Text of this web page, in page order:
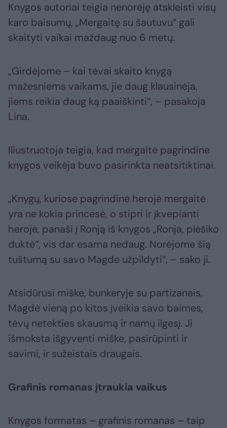
Knygos autoriai teigia nenorėję atskleisti visų
karo baisumų, „Mergaitę su šautuvu“ gali
skaityti vaikai maždaug nuo 6 metų.
„Girdėjome – kai tėvai skaito knygą
mažesniems vaikams, jie daug klausinėja,
jiems reikia daug ką paaiškinti“, – pasakoja
Lina.
Iliustruotoja teigia, kad mergaitė pagrindine
knygos veikėja buvo pasirinkta neatsitiktinai.
„Knygų, kuriose pagrindinė herojė mergaitė
yra ne kokia princesė, o stipri ir įkvepianti
herojė, panaši į Ronją iš knygos „Ronja, plėšiko
duktė“, vis dar esama nedaug. Norėjome šią
tuštumą su savo Magde užpildyti“, – sako ji.
Atsidūrusi miške, bunkeryje su partizanais,
Magdė vieną po kitos įveikia savo baimes,
tėvų netekties skausmą ir namų ilgesį. Ji
išmoksta išgyventi miške, pasirūpinti ir
savimi, ir sužeistais draugais.
Grafinis romanas įtraukia vaikus
Knygos formatas – grafinis romanas – taip